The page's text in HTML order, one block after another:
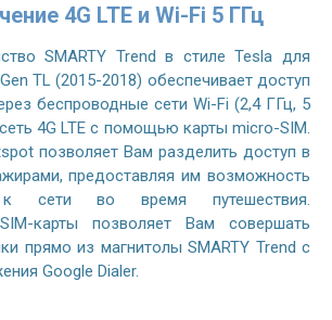
4G LTE и Wi-Fi 5 ГГц
SMARTY Trend в стиле Tesla для
TL (2015-2018) обеспечивает доступ
беспроводные сети Wi-Fi (2,4 ГГц, 5
4G LTE с помощью карты micro-SIM.
позволяет Вам разделить доступ в
предоставляя им возможность
к сети во время путешествия.
карты позволяет Вам совершать
прямо из магнитолы SMARTY Trend с
Google Dialer.